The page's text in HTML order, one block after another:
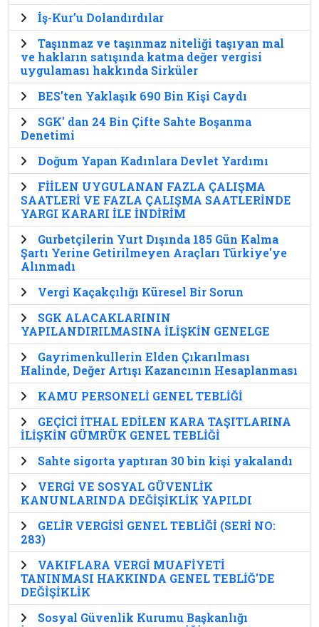
İş-Kur’u Dolandırdılar
Taşınmaz ve taşınmaz niteliği taşıyan mal
ve hakların satışında katma değer vergisi
uygulaması hakkında Sirküler
BES'ten Yaklaşık 690 Bin Kişi Caydı
SGK' dan 24 Bin Çifte Sahte Boşanma
Denetimi
Doğum Yapan Kadınlara Devlet Yardımı
FİİLEN UYGULANAN FAZLA ÇALIŞMA
SAATLERİ VE FAZLA ÇALIŞMA SAATLERİNDE
YARGI KARARI İLE İNDİRİM
Gurbetçilerin Yurt Dışında 185 Gün Kalma
Şartı Yerine Getirilmeyen Araçları Türkiye'ye
Alınmadı
Vergi Kaçakçılığı Küresel Bir Sorun
SGK ALACAKLARININ
YAPILANDIRILMASINA İLİŞKİN GENELGE
Gayrimenkullerin Elden Çıkarılması
Halinde, Değer Artışı Kazancının Hesaplanması
KAMU PERSONELİ GENEL TEBLİĞİ
GEÇİCİ İTHAL EDİLEN KARA TAŞITLARINA
İLİŞKİN GÜMRÜK GENEL TEBLİĞİ
Sahte sigorta yaptıran 30 bin kişi yakalandı
VERGİ VE SOSYAL GÜVENLİK
KANUNLARINDA DEĞİŞİKLİK YAPILDI
GELİR VERGİSİ GENEL TEBLİĞİ (SERİ NO:
283)
VAKIFLARA VERGİ MUAFİYETİ
TANINMASI HAKKINDA GENEL TEBLİĞ'DE
DEĞİŞİKLİK
Sosyal Güvenlik Kurumu Başkanlığı